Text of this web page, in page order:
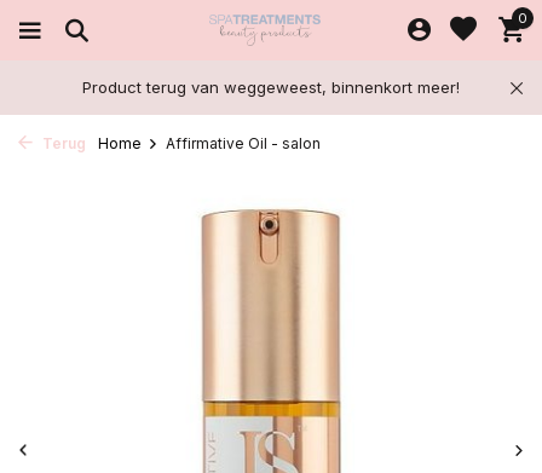
0
Product terug van weggeweest, binnenkort meer!
Terug Home Affirmative Oil - salon